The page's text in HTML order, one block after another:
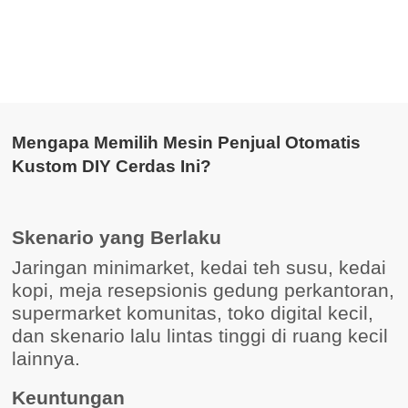
Mengapa Memilih Mesin Penjual Otomatis
Kustom DIY Cerdas Ini?
Skenario yang Berlaku
Jaringan minimarket, kedai teh susu, kedai
kopi, meja resepsionis gedung perkantoran,
supermarket komunitas, toko digital kecil,
dan skenario lalu lintas tinggi di ruang kecil
lainnya.
Keuntungan